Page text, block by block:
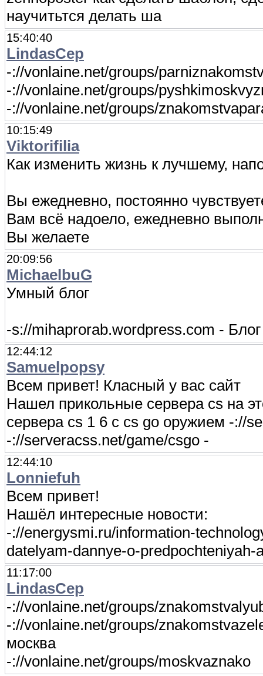
научитьтся делать ша
15:40:40
LindasCep
-://vonlaine.net/groups/
-://vonlaine.net/groups/
-://vonlaine.net/groups/
10:15:49
Viktorifilia
Как изменить жизнь к лучшему,
Вы ежедневно, постоянно
Вам всё надоело, ежедневно
Вы желаете
20:09:56
MichaelbuG
Умный блог
-s://mihaprorab.wordpress.com -
12:44:12
Samuelpopsy
Всем привет! Класный у вас сайт
Нашел прикольные сервера cs на
сервера cs 1 6 с cs go оружием -://
-://serveracss.net/game/csgo -
12:44:10
Lonniefuh
Всем привет!
Нашёл интересные новости:
-://energysmi.ru/information-
datelyam-dannye-o-
11:17:00
LindasCep
-://vonlaine.net/groups/
-://vonlaine.net/groups/
москва
-://vonlaine.net/groups/moskvaznako